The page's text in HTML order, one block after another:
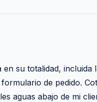
su totalidad, incluida
de pedido.
aguas abajo de mi